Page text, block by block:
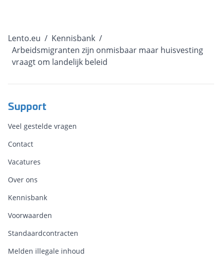
Lento.eu / Kennisbank /
Arbeidsmigranten zijn onmisbaar maar huisvesting
vraagt om landelijk beleid
Support
Veel gestelde vragen
Contact
Vacatures
Over ons
Kennisbank
Voorwaarden
Standaardcontracten
Melden illegale inhoud